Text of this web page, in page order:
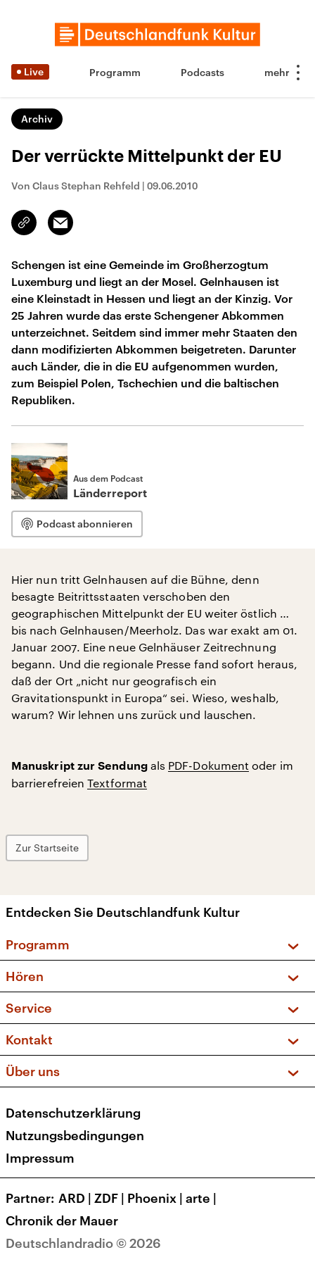
Live Programm Podcasts
Archiv
Der verrückte Mittelpunkt der EU
Von Claus Stephan Rehfeld | 09.06.2010
Link
kopieren/teilen
Email
Schengen ist eine Gemeinde im Großherzogtum
Luxemburg und liegt an der Mosel. Gelnhausen ist
eine Kleinstadt in Hessen und liegt an der Kinzig. Vor
25 Jahren wurde das erste Schengener Abkommen
unterzeichnet. Seitdem sind immer mehr Staaten den
dann modifizierten Abkommen beigetreten. Darunter
auch Länder, die in die EU aufgenommen wurden,
zum Beispiel Polen, Tschechien und die baltischen
Republiken.
Aus dem Podcast
Länderreport
Podcast abonnieren
Hier nun tritt Gelnhausen auf die Bühne, denn
besagte Beitrittsstaaten verschoben den
geographischen Mittelpunkt der EU weiter östlich …
bis nach Gelnhausen/Meerholz. Das war exakt am 01.
Januar 2007. Eine neue Gelnhäuser Zeitrechnung
begann. Und die regionale Presse fand sofort heraus,
daß der Ort „nicht nur geografisch ein
Gravitationspunkt in Europa“ sei. Wieso, weshalb,
warum? Wir lehnen uns zurück und lauschen.
Manuskript zur Sendung als PDF-Dokument oder im
barrierefreienTextformat
Zur Startseite
Entdecken Sie Deutschlandfunk Kultur
Programm
Sendungen und Podcasts
Musikliste
Kakadu – Das Kinderprogramm
Hören
Frequenzen (UKW + DAB+)
Service
FAQ
Apps
Newsletter
Veranstaltungen
Kontakt
Social Media
Über uns
Presse
Karriere
Transparenz
Deutschlandradio © 2026
Datenschutzerklärung
Nutzungsbedingungen
Impressum
Partner ARD | ZDF | Phoenix | arte |
Chronik der Mauer